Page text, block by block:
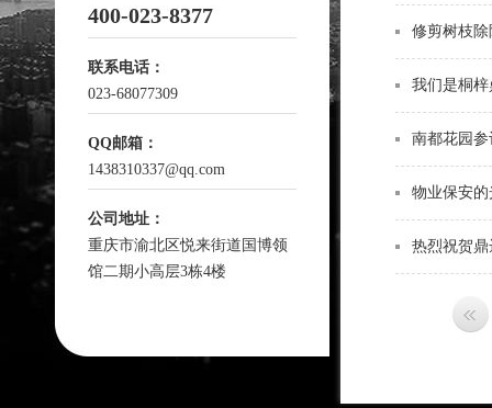
400-023-8377
联系电话：
023-68077309
QQ邮箱：
1438310337@qq.com
公司地址：
重庆市渝北区悦来街道国博领
馆二期小高层3栋4楼
修剪树枝
我们是桐
南都花园
物业保安的
热烈祝贺